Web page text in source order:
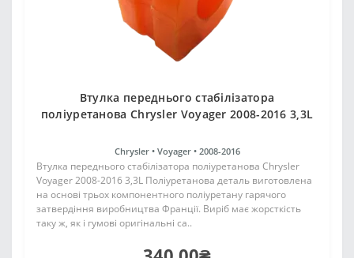
Втулка переднього стабілізатора
поліуретанова Chrysler Voyager 2008-2016 3,3L
Chrysler • Voyager • 2008-2016
Втулка переднього стабілізатора поліуретанова Chrysler
Voyager 2008-2016 3,3L Поліуретанова деталь виготовлена
на основі трьох компонентного поліуретану гарячого
затвердіння виробництва Франції. Виріб має жорсткість
таку ж, як і гумові оригінальні са..